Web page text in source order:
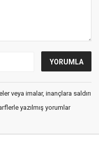
veya imalar, inançlara saldırı
yazılmış yorumlar